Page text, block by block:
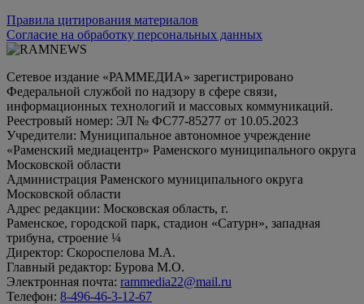
Правила цитирования материалов
Согласие на обработку персональных данных
Сетевое издание «РАММЕДИА» зарегистрировано
Федеральной службой по надзору в сфере связи,
информационных технологий и массовых коммуникаций.
Реестровый номер: ЭЛ № ФС77-85277 от 10.05.2023
Учредители: Муниципальное автономное учреждение
«Раменский медиацентр» Раменского муниципального округа
Московской области
Администрация Раменского муниципального округа
Московской области
Адрес редакции: Московская область, г.
Раменское, городской парк, стадион «Сатурн», западная
трибуна, строение ¼
Директор: Скороспелова М.А.
Главный редактор: Бурова М.О.
Электронная почта: rammedia22@mail.ru
Телефон: 8-496-46-3-12-67